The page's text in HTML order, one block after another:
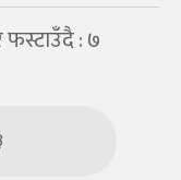
फस्टाउँदै : ७